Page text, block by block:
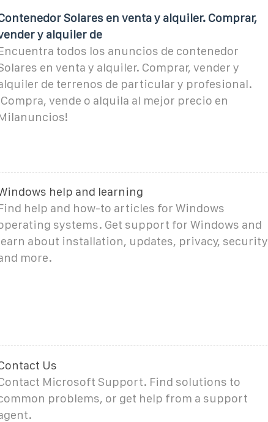
Solares en venta y alquiler. Comprar,
y alquiler de
todos los anuncios de contenedor
en venta y alquiler. Comprar, vender y
de terrenos de particular y profesional.
vende o alquila al mejor precio en
help and learning
help and how-to articles for Windows
systems. Get support for Windows and
about installation, updates, privacy, security
more.
Us
Microsoft Support. Find solutions to
problems, or get help from a support